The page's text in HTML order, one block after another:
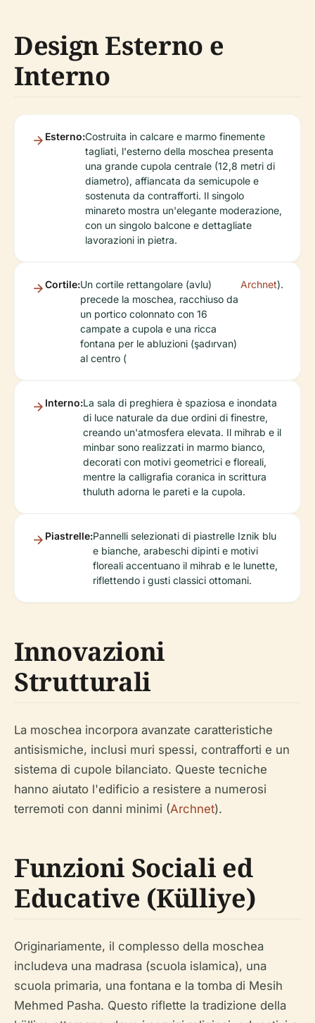
Design Esterno e
Interno
Esterno:Costruita in calcare e marmo finemente
tagliati, l'esterno della moschea presenta
una grande cupola centrale (12,8 metri di
diametro), affiancata da semicupole e
sostenuta da contrafforti. Il singolo
minareto mostra un'elegante moderazione,
con un singolo balcone e dettagliate
lavorazioni in pietra.
Cortile:Un cortile rettangolare (avlu)
precede la moschea, racchiuso da
un portico colonnato con 16
campate a cupola e una ricca
fontana per le abluzioni (şadırvan)
al centro (
Archnet).
Interno:La sala di preghiera è spaziosa e inondata
di luce naturale da due ordini di finestre,
creando un'atmosfera elevata. Il mihrab e il
minbar sono realizzati in marmo bianco,
decorati con motivi geometrici e floreali,
mentre la calligrafia coranica in scrittura
thuluth adorna le pareti e la cupola.
Piastrelle:Pannelli selezionati di piastrelle Iznik blu
e bianche, arabeschi dipinti e motivi
floreali accentuano il mihrab e le lunette,
riflettendo i gusti classici ottomani.
Innovazioni
Strutturali
La moschea incorpora avanzate caratteristiche
antisismiche, inclusi muri spessi, contrafforti e un
sistema di cupole bilanciato. Queste tecniche
hanno aiutato l'edificio a resistere a numerosi
terremoti con danni minimi (Archnet).
Funzioni Sociali ed
Educative (Külliye)
Originariamente, il complesso della moschea
includeva una madrasa (scuola islamica), una
scuola primaria, una fontana e la tomba di Mesih
Mehmed Pasha. Questo riflette la tradizione della